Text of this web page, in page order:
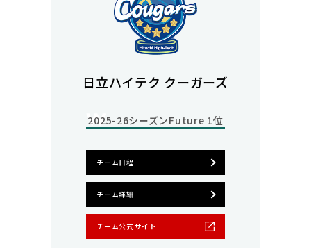
日立ハイテク クーガーズ
2025-26シーズンFuture 1位
チーム日程
チーム詳細
チーム公式サイト